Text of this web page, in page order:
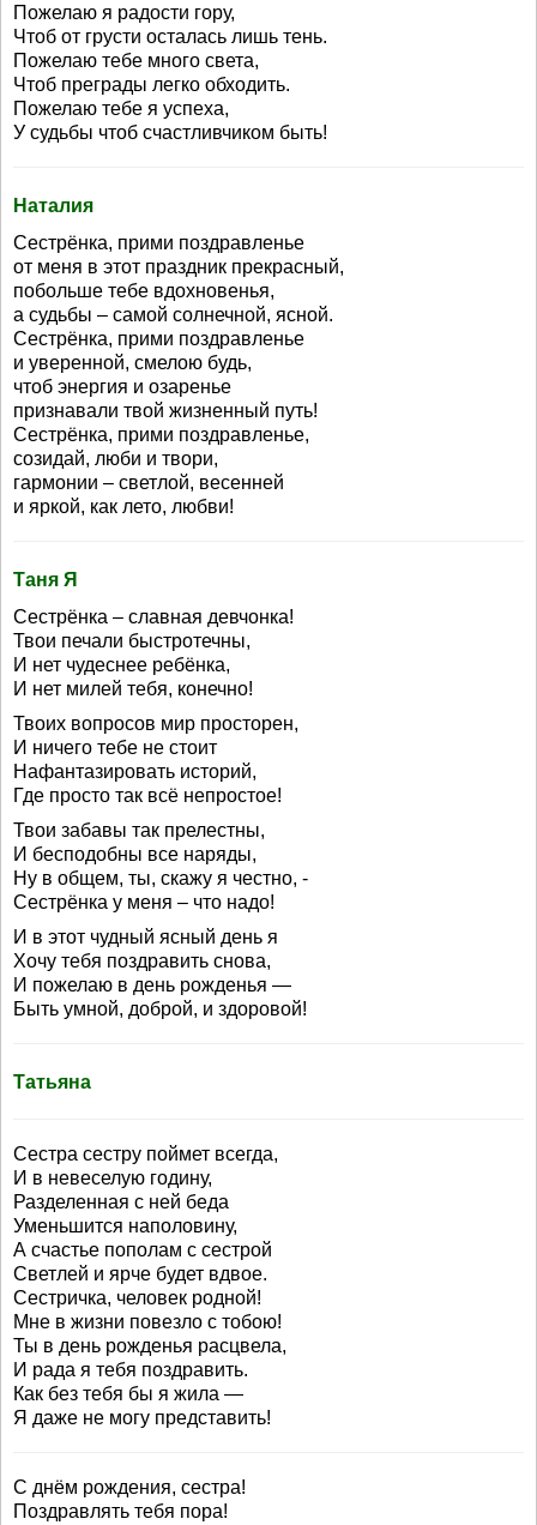
Пожелаю я радости гору,
Чтоб от грусти осталась лишь тень.
Пожелаю тебе много света,
Чтоб преграды легко обходить.
Пожелаю тебе я успеха,
У судьбы чтоб счастливчиком быть!
Наталия
Сестрёнка, прими поздравленье
от меня в этот праздник прекрасный,
побольше тебе вдохновенья,
а судьбы – самой солнечной, ясной.
Сестрёнка, прими поздравленье
и уверенной, смелою будь,
чтоб энергия и озаренье
признавали твой жизненный путь!
Сестрёнка, прими поздравленье,
созидай, люби и твори,
гармонии – светлой, весенней
и яркой, как лето, любви!
Таня Я
Сестрёнка – славная девчонка!
Твои печали быстротечны,
И нет чудеснее ребёнка,
И нет милей тебя, конечно!
Твоих вопросов мир просторен,
И ничего тебе не стоит
Нафантазировать историй,
Где просто так всё непростое!
Твои забавы так прелестны,
И бесподобны все наряды,
Ну в общем, ты, скажу я честно, -
Сестрёнка у меня – что надо!
И в этот чудный ясный день я
Хочу тебя поздравить снова,
И пожелаю в день рожденья —
Быть умной, доброй, и здоровой!
Татьяна
Сестра сестру поймет всегда,
И в невеселую годину,
Разделенная с ней беда
Уменьшится наполовину,
А счастье пополам с сестрой
Светлей и ярче будет вдвое.
Сестричка, человек родной!
Мне в жизни повезло с тобою!
Ты в день рожденья расцвела,
И рада я тебя поздравить.
Как без тебя бы я жила —
Я даже не могу представить!
С днём рождения, сестра!
Поздравлять тебя пора!